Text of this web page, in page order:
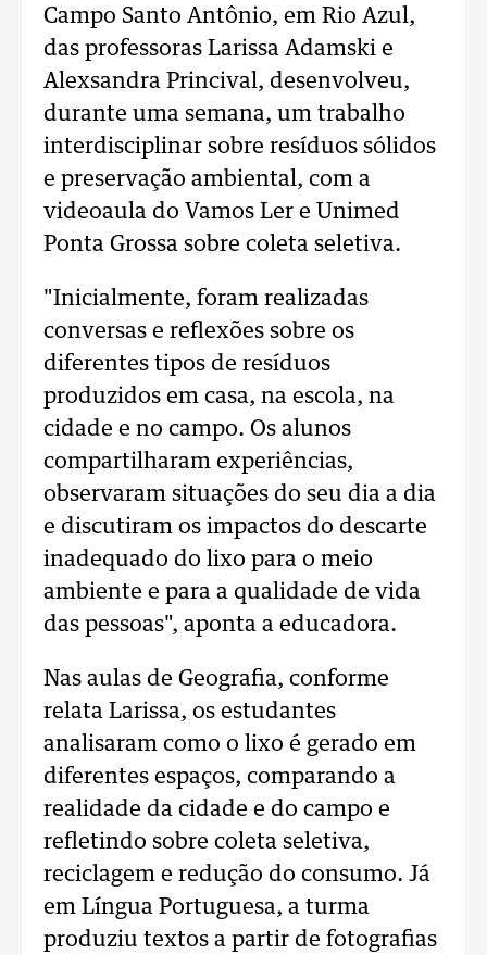
Campo Santo Antônio, em Rio Azul,
das professoras Larissa Adamski e
Alexsandra Princival, desenvolveu,
durante uma semana, um trabalho
interdisciplinar sobre resíduos sólidos
e preservação ambiental, com a
videoaula do Vamos Ler e Unimed
Ponta Grossa sobre coleta seletiva.
"Inicialmente, foram realizadas
conversas e reflexões sobre os
diferentes tipos de resíduos
produzidos em casa, na escola, na
cidade e no campo. Os alunos
compartilharam experiências,
observaram situações do seu dia a dia
e discutiram os impactos do descarte
inadequado do lixo para o meio
ambiente e para a qualidade de vida
das pessoas", aponta a educadora.
Nas aulas de Geografia, conforme
relata Larissa, os estudantes
analisaram como o lixo é gerado em
diferentes espaços, comparando a
realidade da cidade e do campo e
refletindo sobre coleta seletiva,
reciclagem e redução do consumo. Já
em Língua Portuguesa, a turma
produziu textos a partir de fotografias